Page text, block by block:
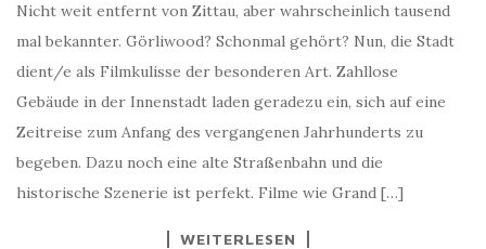
Nicht weit entfernt von Zittau, aber wahrscheinlich tausend
mal bekannter. Görliwood? Schonmal gehört? Nun, die Stadt
dient/e als Filmkulisse der besonderen Art. Zahllose
Gebäude in der Innenstadt laden geradezu ein, sich auf eine
Zeitreise zum Anfang des vergangenen Jahrhunderts zu
begeben. Dazu noch eine alte Straßenbahn und die
historische Szenerie ist perfekt. Filme wie Grand […]
WEITERLESEN